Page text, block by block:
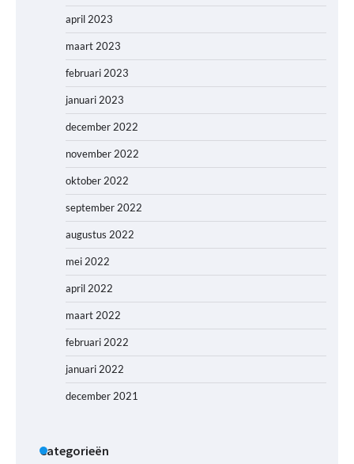
april 2023
maart 2023
februari 2023
januari 2023
december 2022
november 2022
oktober 2022
september 2022
augustus 2022
mei 2022
april 2022
maart 2022
februari 2022
januari 2022
december 2021
Categorieën